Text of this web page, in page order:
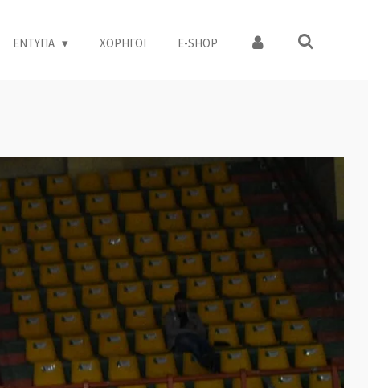
ΕΝΤΥΠΑ ΧΟΡΗΓΟΙ Ε-SHOP